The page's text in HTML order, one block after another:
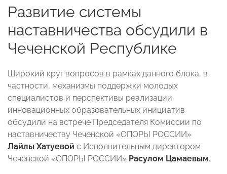
Развитие системы
наставничества обсудили в
Чеченской Республике
Широкий круг вопросов в рамках данного блока, в
частности, механизмы поддержки молодых
специалистов и перспективы реализации
инновационных образовательных инициатив
обсудили на встрече Председателя Комиссии по
наставничеству Чеченской «ОПОРЫ РОССИИ»
Лайлы Хатуевой с Исполнительным директором
Чеченской «ОПОРЫ РОССИИ» Расулом Цамаевым.